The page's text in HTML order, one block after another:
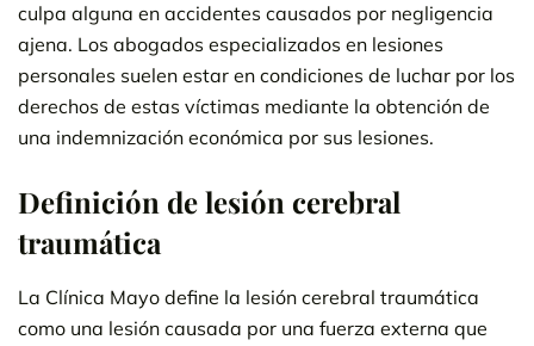
culpa alguna en accidentes causados por negligencia
ajena. Los abogados especializados en lesiones
personales suelen estar en condiciones de luchar por los
derechos de estas víctimas mediante la obtención de
una indemnización económica por sus lesiones.
Definición de lesión cerebral
traumática
La Clínica Mayo define la lesión cerebral traumática
como una lesión causada por una fuerza externa que